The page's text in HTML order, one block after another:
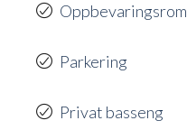
Oppbevaringsrom
Parkering
Privat basseng